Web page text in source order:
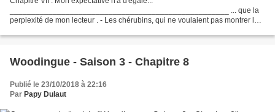
___________________________________________________ ... que la
perplexité de mon lecteur . - Les chérubins, qui ne voulaient pas montrer leur
Woodingue - Saison 3 - Chapitre 8
Publié le 23/10/2018 à 22:16
Par Papy Dulaut